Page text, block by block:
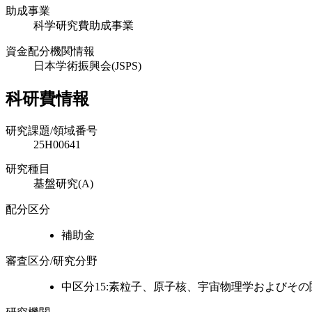
助成事業
科学研究費助成事業
資金配分機関情報
日本学術振興会(JSPS)
科研費情報
研究課題/領域番号
25H00641
研究種目
基盤研究(A)
配分区分
補助金
審査区分/研究分野
中区分15:素粒子、原子核、宇宙物理学およびそ